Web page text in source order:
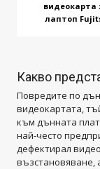
видеокарта
лаптоп
Какво
Повредите по
видеокартата,
към дънната
най-често
дефектирал
възстановяване,